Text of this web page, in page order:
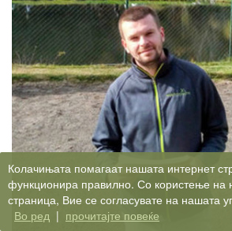
Колачињата помагаат нашата интернет
функционира правилно. Со користење на
страница, Вие се согласувате на нашата
Во ред | прочитајте повеќе